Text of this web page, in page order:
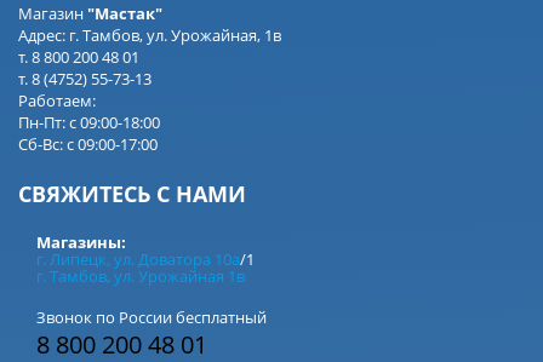
Магазин"Мастак"
Адрес: г. Тамбов, ул. Урожайная, 1в
т. 8 800 200 48 01
т. 8 (4752) 55-73-13
Работаем:
Пн-Пт: с 09:00-18:00
Сб-Вс: с 09:00-17:00
СВЯЖИТЕСЬ С НАМИ
Магазины:
г. Липецк, ул. Доватора 10а/1
г. Тамбов, ул. Урожайная 1в
Звонок по России бесплатный
8 800 200 48 01